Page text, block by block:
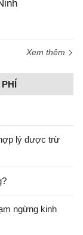
Xem thêm
lý được trừ
ngừng kinh